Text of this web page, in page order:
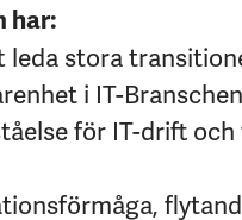
har:
leda stora
i IT-Branschen
för IT-drift